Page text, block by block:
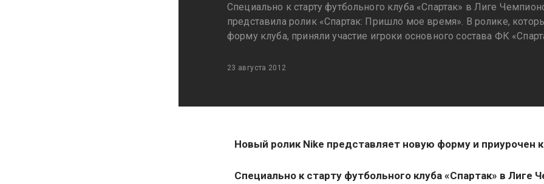
Специально к старту футбольного клуба «Спартак» в Лиге
представила ролик «Спартак: Пришло мое время». В ролике,
форму клуба, приняли участие игроки основного состава ФК
23 августа 2012
Новый ролик Nike представляет новую форму и приурочен
Специально к старту футбольного клуба «Спартак» в Лиге